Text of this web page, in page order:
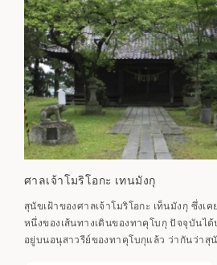
ศาลเจ้าโมริโอกะ เทนมังกุ
สุนัขเฝ้าของศาลเจ้าโมริโอกะ เท็นมังกุ ซึ่งเ
หนึ่งของเส้นทางเดินของทาคุโบกุ ปัจจุบันไ
อยู่บนอนุสาวรีย์ของทาคุโบกุแล้ว ว่ากันว่าสุ